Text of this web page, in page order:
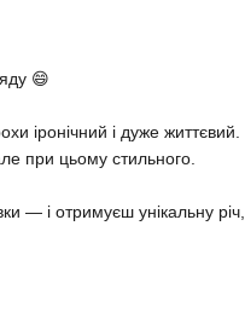
😄
іронічний і дуже життєвий.
при цьому стильного.
— і отримуєш унікальну